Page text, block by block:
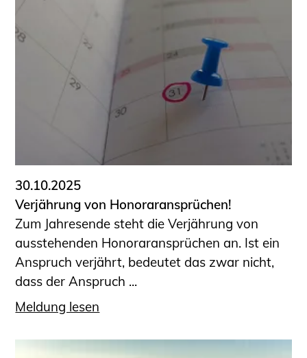
30.10.2025
Verjährung von Honoraransprüchen!
Zum Jahresende steht die Verjährung von
ausstehenden Honoraransprüchen an. Ist ein
Anspruch verjährt, bedeutet das zwar nicht,
dass der Anspruch ...
Meldung lesen